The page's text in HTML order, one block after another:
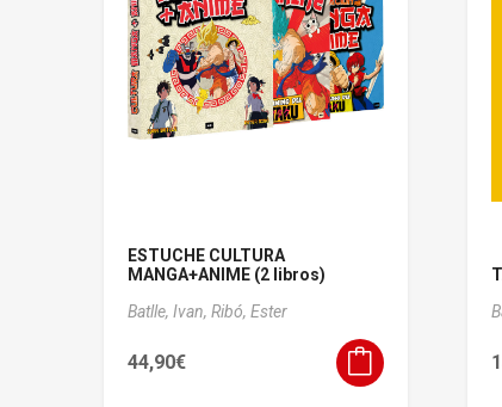
ESTUCHE CULTURA
MANGA+ANIME (2 libros)
Batlle, Ivan, Ribó, Ester
44,90€